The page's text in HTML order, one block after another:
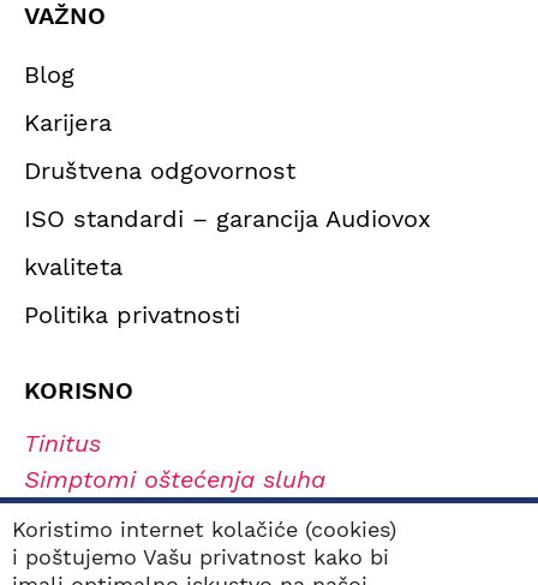
VAŽNO
Blog
Karijera
Društvena odgovornost
ISO standardi – garancija Audiovox
kvaliteta
Politika privatnosti
KORISNO
Tinitus
Simptomi oštećenja sluha
Tipovi oštećenja sluha
Navikavanje na slušni aparat
Koristimo internet kolačiće (cookies)
i poštujemo Vašu privatnost kako bi